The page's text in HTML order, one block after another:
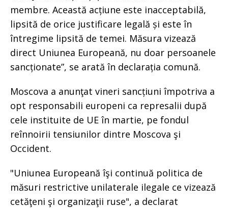
membre. Această acțiune este inacceptabilă,
lipsită de orice justificare legală și este în
întregime lipsită de temei. Măsura vizează
direct Uniunea Europeană, nu doar persoanele
sancționate”, se arată în declarația comună.
Moscova a anunţat vineri sancțiuni împotriva a
opt responsabili europeni ca represalii după
cele instituite de UE în martie, pe fondul
reînnoirii tensiunilor dintre Moscova şi
Occident.
"Uniunea Europeană îşi continuă politica de
măsuri restrictive unilaterale ilegale ce vizează
cetăţeni şi organizaţii ruse", a declarat